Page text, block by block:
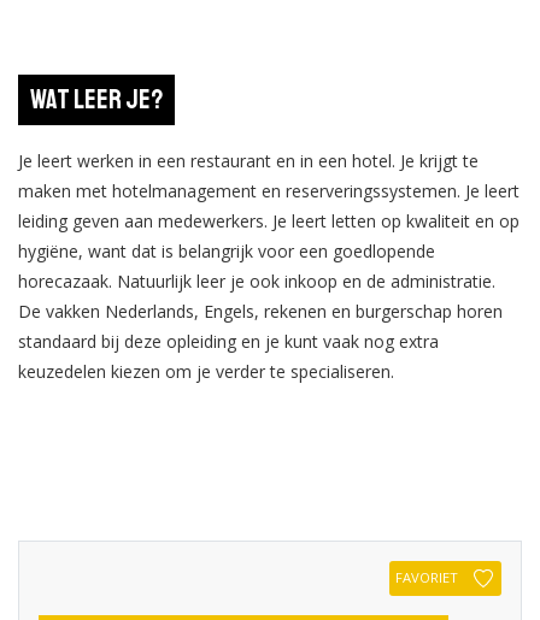
Wat leer je?
Je leert werken in een restaurant en in een hotel. Je krijgt te
maken met hotelmanagement en reserveringssystemen. Je leert
leiding geven aan medewerkers. Je leert letten op kwaliteit en op
hygiëne, want dat is belangrijk voor een goedlopende
horecazaak. Natuurlijk leer je ook inkoop en de administratie.
De vakken Nederlands, Engels, rekenen en burgerschap horen
standaard bij deze opleiding en je kunt vaak nog extra
keuzedelen kiezen om je verder te specialiseren.
FAVORIET